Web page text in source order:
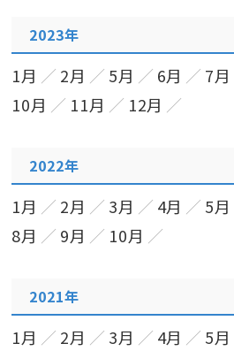
2023年
1月 2月 5月 6月 7月
10月
11月 12月
2022年
1月 2月 3月 4月 5月
8月
9月 10月
2021年
1月 2月 3月 4月 5月